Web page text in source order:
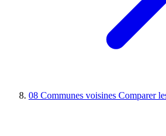
08 Communes voisines Comparer